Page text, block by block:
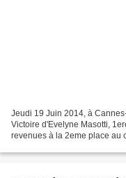
Jeudi 19 Juin 2014, à
Victoire d'Evelyne Masotti,
revenues à la 2eme place au